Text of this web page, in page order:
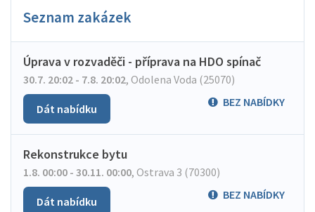
Seznam zakázek
Úprava v rozvaděči - příprava na HDO spínač
30.7. 20:02 - 7.8. 20:02, Odolena Voda (25070)
BEZ NABÍDKY
Dát nabídku
Rekonstrukce bytu
1.8. 00:00 - 30.11. 00:00, Ostrava 3 (70300)
BEZ NABÍDKY
Dát nabídku